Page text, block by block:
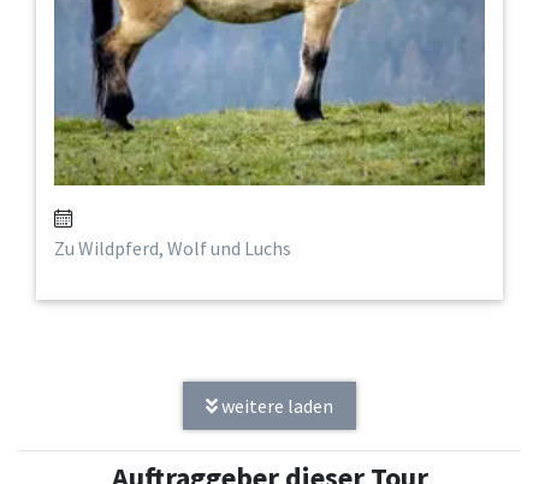
Zu Wildpferd, Wolf und Luchs
weitere laden